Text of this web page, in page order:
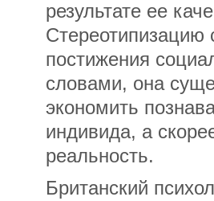
результате ее
Стереотипизацию
постижения
словами, она
экономить
индивида, а
реальность.
Британский